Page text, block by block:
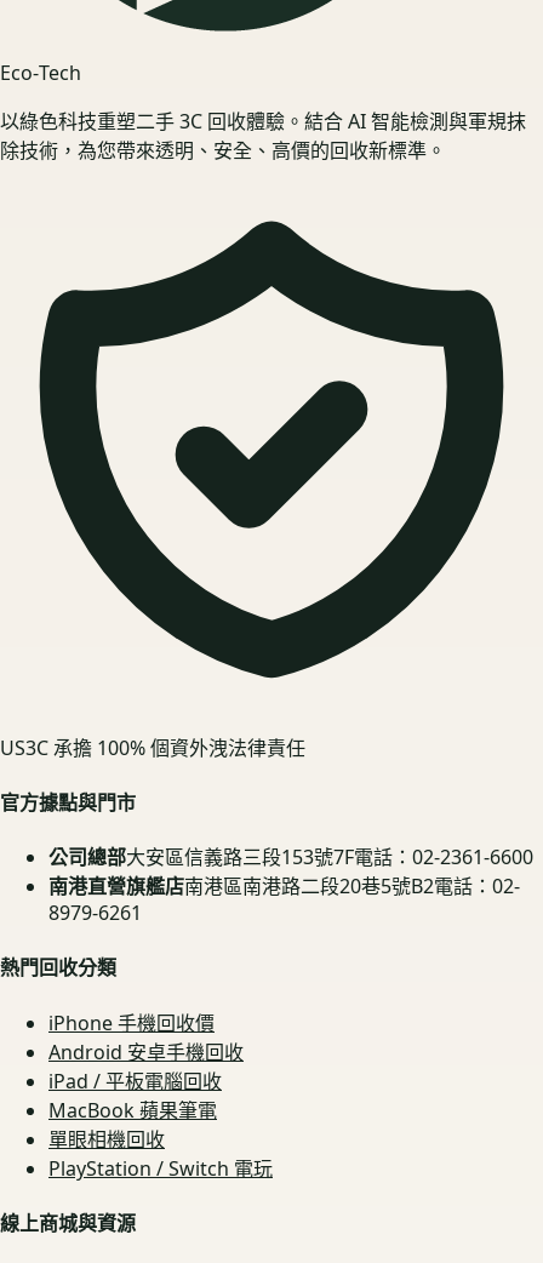
Eco‑Tech
以綠色科技重塑二手 3C 回收體驗。結合 AI 智能檢測與軍規抹
除技術，為您帶來透明、安全、高價的回收新標準。
US3C 承擔 100% 個資外洩法律責任
官方據點與門市
公司總部大安區信義路三段153號7F電話：02-2361-6600
南港直營旗艦店南港區南港路二段20巷5號B2電話：02-
8979-6261
熱門回收分類
iPhone 手機回收價
Android 安卓手機回收
iPad / 平板電腦回收
MacBook 蘋果筆電
單眼相機回收
PlayStation / Switch 電玩
線上商城與資源